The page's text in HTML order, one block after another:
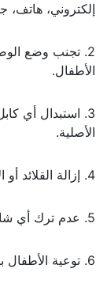
إلكتروني، هاتف،
2. تجنب وضع
الأطفال.
3. استبدال أي
الأصلية.
4. إزالة القلائد أو الأساور المعدنية قبل النوم.
5. عدم ترك أي شاحن موصول بالكهرباء دون جهاز متصل به.
6. توعية الأطفال بمخاطر الكهرباء المنزلية.